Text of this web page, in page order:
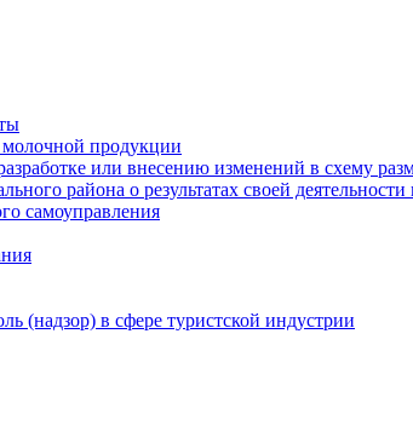
продукции
или внесению изменений в схему
района о результатах своей
самоуправления
(надзор) в сфере туристской индустрии